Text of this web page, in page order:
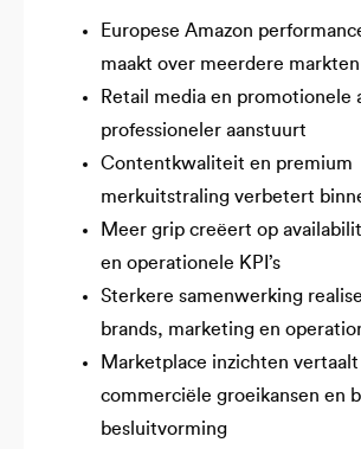
Europese Amazon
maakt over meerdere markten
Retail media en promotionele
professioneler aanstuurt
Contentkwaliteit en premium
merkuitstraling verbetert
Meer grip creëert op
en operationele KPI’s
Sterkere samenwerking
brands, marketing en
Marketplace inzichten vertaalt
commerciële groeikansen en
besluitvorming